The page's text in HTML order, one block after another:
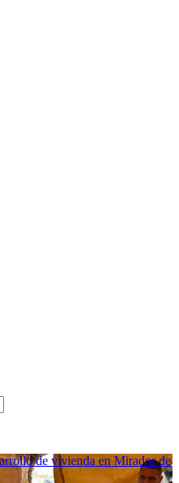
de vivienda en Mirador de